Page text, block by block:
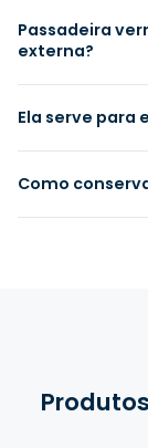
Passadeira
externa?
Ela serve para
Como